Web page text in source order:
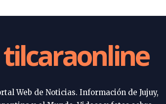
tilcaraonline
Web de Noticias. Información de Jujuy,